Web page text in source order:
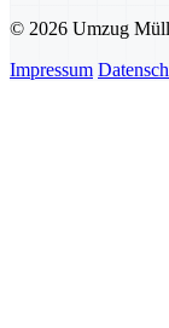
© 2026 Umzug
Impressum